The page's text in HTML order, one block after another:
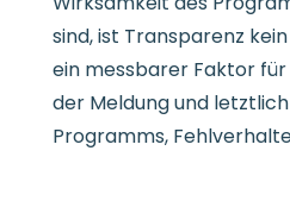
sind, ist Transparenz
ein messbarer Faktor
der Meldung und
Programms,